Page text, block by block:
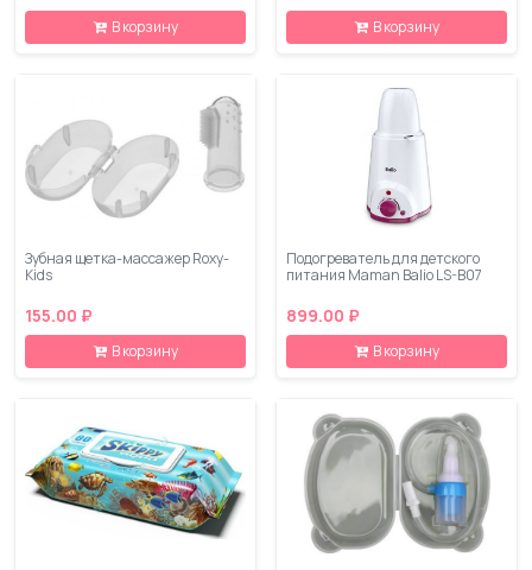
В корзину В корзину
Зубная щетка-массажер Roxy-
Kids
155.00 ₽
В корзину
Подогреватель для детского
питания Maman Balio LS-B07
899.00 ₽
В корзину